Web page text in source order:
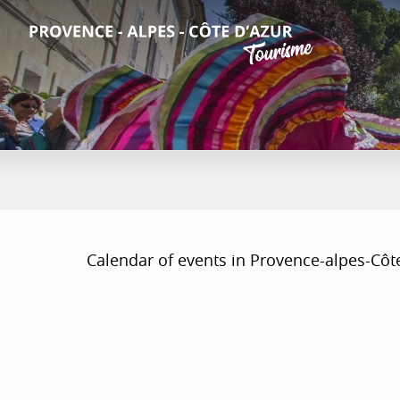
Aller
contenu
principal
Calendar of events in Provence-alpes-